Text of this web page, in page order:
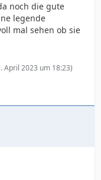
noch die gute
legende
mal sehen ob sie
April 2023 um 18:23)